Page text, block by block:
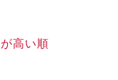
高い順